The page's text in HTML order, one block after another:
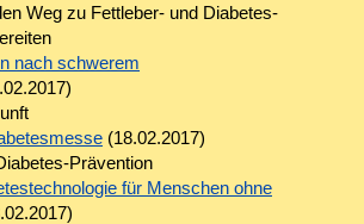
Weg zu Fettleber- und Diabetes-
nach schwerem
(18.02.2017)
Prävention
für Menschen ohne